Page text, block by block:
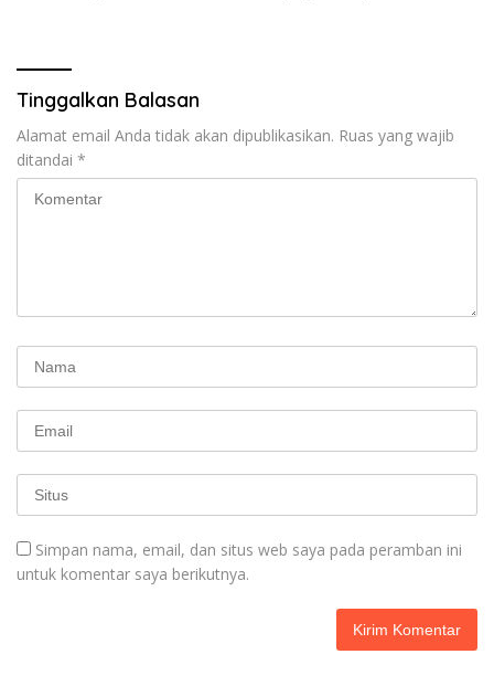
Tinggalkan Balasan
Alamat email Anda tidak akan dipublikasikan. Ruas yang wajib
ditandai *
Simpan nama, email, dan situs web saya pada peramban ini
untuk komentar saya berikutnya.